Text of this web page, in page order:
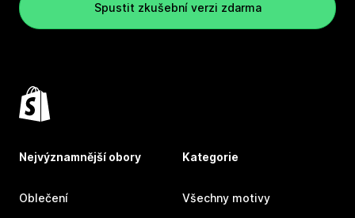
Spustit zkušební verzi zdarma
Nejvýznamnější obory
Oblečení
Kategorie
Všechny motivy